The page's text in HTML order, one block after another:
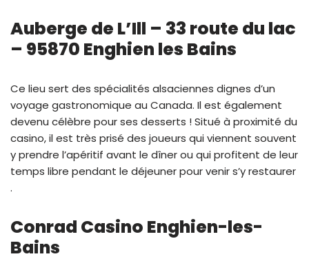
Auberge de L’Ill – 33 route du lac
– 95870 Enghien les Bains
Ce lieu sert des spécialités alsaciennes dignes d’un
voyage gastronomique au Canada. Il est également
devenu célèbre pour ses desserts ! Situé à proximité du
casino, il est très prisé des joueurs qui viennent souvent
y prendre l’apéritif avant le dîner ou qui profitent de leur
temps libre pendant le déjeuner pour venir s’y restaurer
.
Conrad Casino Enghien-les-
Bains